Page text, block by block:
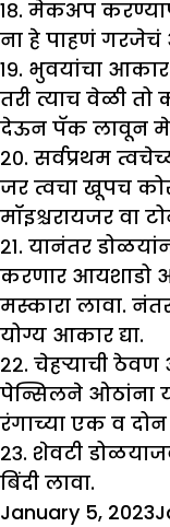
१८. मेकअप
ना हे पाहणं
१९. भुवयांचा
तरी त्याच वेळी
देऊन पॅक लावून
२०. सर्वप्रथम
जर त्वचा खूपच
मॉइश्चरायजर वा
२१. यानंतर
करणार आयशाडो
मस्कारा लावा.
योग्य आकार द्या.
२२. चेहऱ्याची
पेन्सिलने ओठांना
रंगाच्या एक व
२३. शेवटी
बिंदी लावा.
Posted
January 5, 2023